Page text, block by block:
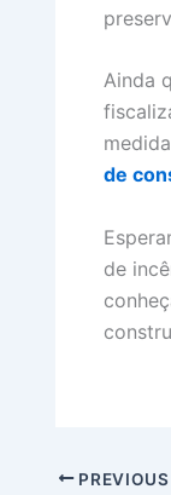
Ainda
de
de
PREVIOUS